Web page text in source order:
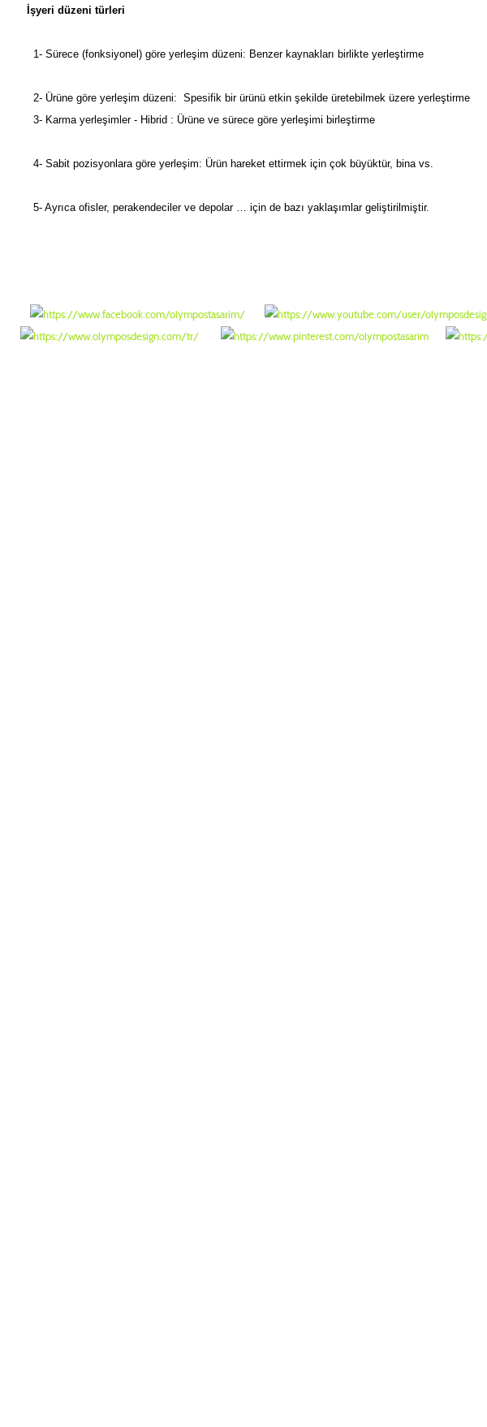
İşyeri düzeni türleri
1- Sürece (fonksiyonel) göre yerleşim düzeni: Benzer kaynakları birlikte yerleştirme
2- Ürüne göre yerleşim düzeni: Spesifik bir ürünü etkin şekilde üretebilmek üzere yerleştirme
3- Karma yerleşimler - Hibrid : Ürüne ve sürece göre yerleşimi birleştirme
4- Sabit pozisyonlara göre yerleşim: Ürün hareket ettirmek için çok büyüktür, bina vs.
5- Ayrıca ofisler, perakendeciler ve depolar … için de bazı yaklaşımlar geliştirilmiştir.